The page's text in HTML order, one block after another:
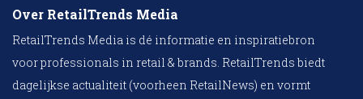
Over RetailTrends Media
RetailTrends Media is dé informatie en inspiratiebron
voor professionals in retail & brands. RetailTrends biedt
dagelijkse actualiteit (voorheen RetailNews) en vormt